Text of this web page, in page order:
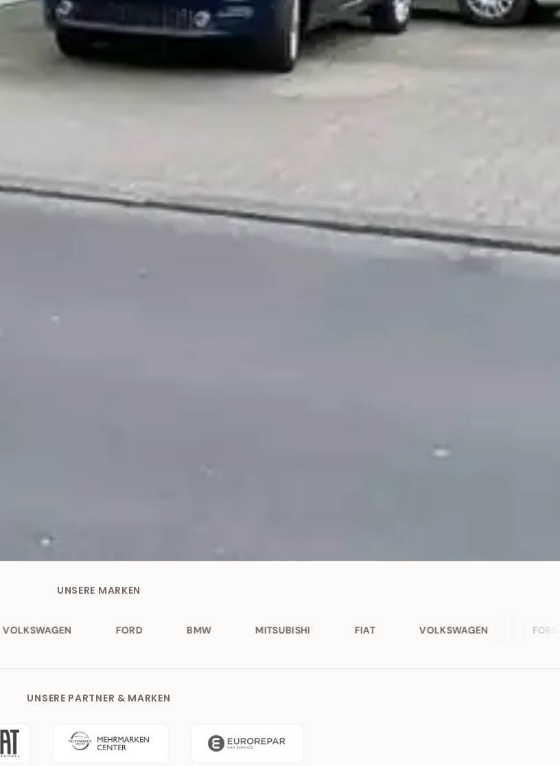
UNSERE MARKEN
FORD BMW MITSUBISHI FIAT VOLKSWAGEN FORD BMW
UNSERE PARTNER & MARKEN